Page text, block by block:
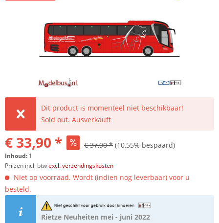
Dit product is momenteel niet beschikbaar!
Sold out. Ausverkauft
€ 33,90 * € 37,90 * (10,55% bespaard)
Inhoud: 1
Prijzen incl. btwexcl. verzendingskosten
Niet op voorraad. Wordt (indien nog leverbaar) voor u
besteld.
Rietze Neuheiten mei - juni 2022